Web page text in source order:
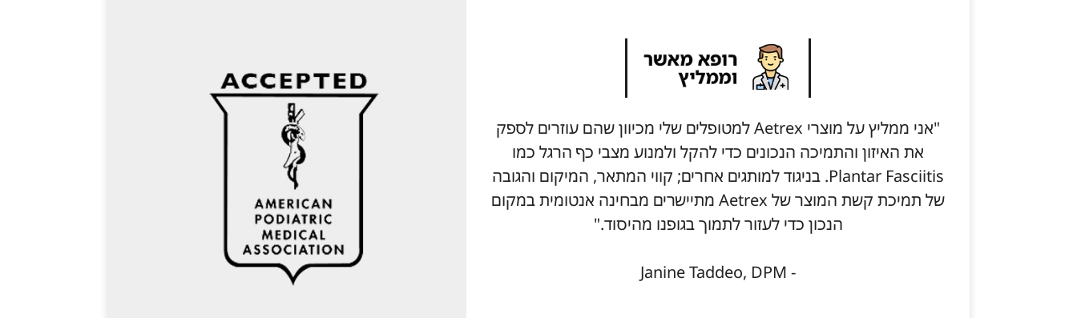
"אני ממליץ על מוצרי Aetrex למטופלים שלי מכיוון שהם עוזרים לספק
את האיזון והתמיכה הנכונים כדי להקל ולמנוע מצבי כף הרגל כמו
Plantar Fasciitis. בניגוד למותגים אחרים; קווי המתאר, המיקום והגובה
של תמיכת קשת המוצר של Aetrex מתיישרים מבחינה אנטומית במקום
הנכון כדי לעזור לתמוך בגופנו מהיסוד."
- Janine Taddeo, DPM